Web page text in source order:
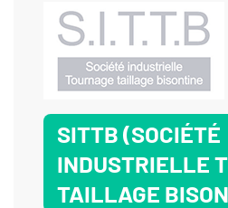
SITTB (SOCIÉTÉ
INDUSTRIELLE
TAILLAGE